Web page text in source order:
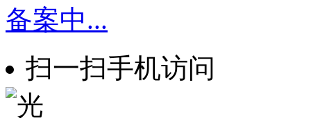
备案中...
扫一扫手机访问